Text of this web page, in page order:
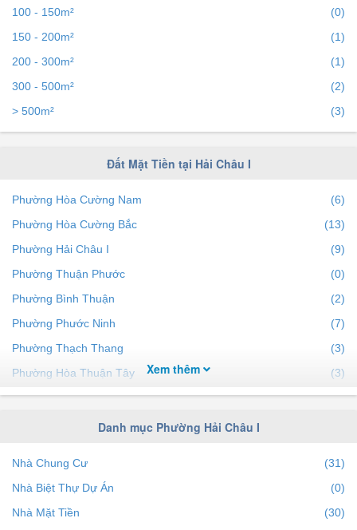
100 - 150m²
(0)
150 - 200m²
(1)
200 - 300m²
(1)
300 - 500m²
(2)
> 500m²
(3)
Đất Mặt Tiền tại Hải Châu I
Phường Hòa Cường Nam
(6)
Phường Hòa Cường Bắc
(13)
Phường Hải Châu I
(9)
Phường Thuận Phước
(0)
Phường Bình Thuận
(2)
Phường Phước Ninh
(7)
Phường Thạch Thang
(3)
Phường Hòa Thuận Tây
(3)
Phường Thanh Bình
(1)
Phường Hòa Thuận Đông
Phường Nam Dương
(0)
Xem thêm
Danh mục Phường Hải Châu I
Nhà Chung Cư
(31)
Nhà Biệt Thự Dự Án
(0)
Nhà Mặt Tiền
(30)